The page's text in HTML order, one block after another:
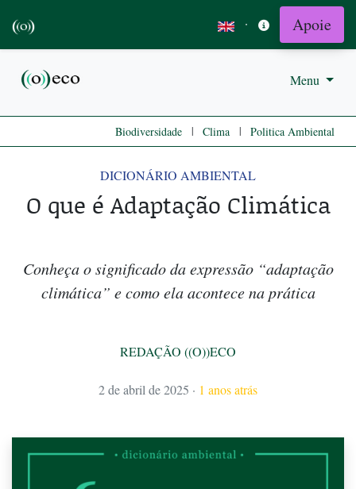
· Apoie
Menu
Biodiversidade | Clima | Politica Ambiental
DICIONÁRIO AMBIENTAL
O que é Adaptação Climática
Conheça o significado da expressão “adaptação
climática” e como ela acontece na prática
REDAÇÃO ((O))ECO
2 de abril de 2025 · 1 anos atrás